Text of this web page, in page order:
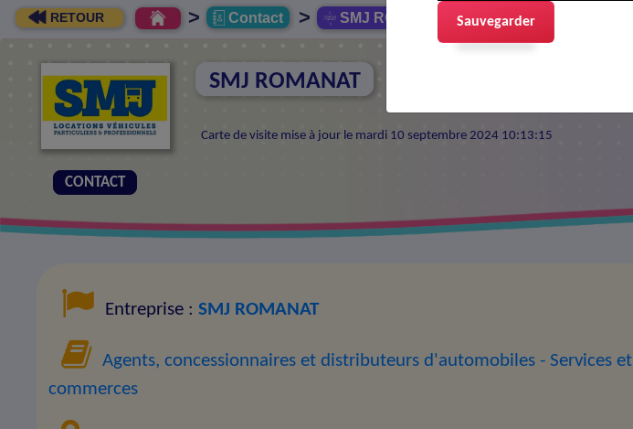
RETOUR > Contact > SMJ ROMANAT
SMJ ROMANAT
Carte de visite mise à jour le mardi 10 septembre 2024 10:13:15
CONTACT
Entreprise : SMJ ROMANAT
Agents, concessionnaires et distributeurs d'automobiles - Services et
commerces
Sauvegarder